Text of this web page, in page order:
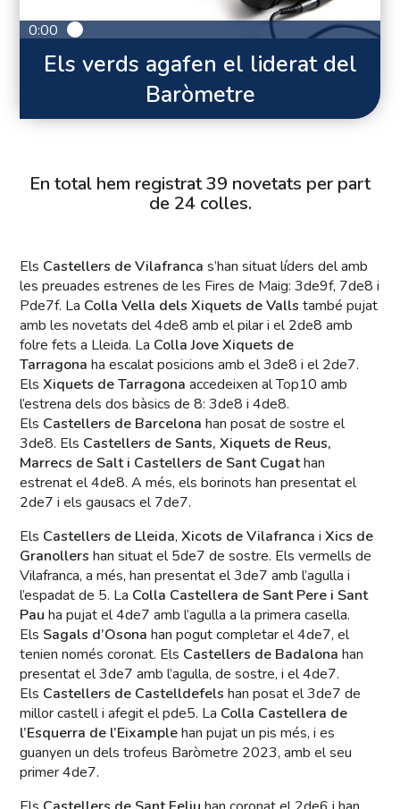
0:00
Els verds agafen el liderat del
Baròmetre
En total hem registrat 39 novetats per part
de 24 colles.
Els Castellers de Vilafranca s’han situat líders del amb
les preuades estrenes de les Fires de Maig: 3de9f, 7de8 i
Pde7f. La Colla Vella dels Xiquets de Valls també pujat
amb les novetats del 4de8 amb el pilar i el 2de8 amb
folre fets a Lleida. La Colla Jove Xiquets de
Tarragona ha escalat posicions amb el 3de8 i el 2de7.
ElsXiquets de Tarragona accedeixen al Top10 amb
l’estrena dels dos bàsics de 8: 3de8 i 4de8.
Els Castellers de Barcelona han posat de sostre el
3de8. Els Castellers de Sants, Xiquets de Reus,
Marrecs de Salt i Castellers de Sant Cugathan
estrenat el 4de8. A més, els borinots han presentat el
2de7 i els gausacs el 7de7.
Els Castellers de Lleida,Xicots de Vilafranca iXics de
Granollers han situat el 5de7 de sostre. Els vermells de
Vilafranca, a més, han presentat el 3de7 amb l’agulla i
l’espadat de 5. La Colla Castellera de Sant Pere i Sant
Pau ha pujat el 4de7 amb l’agulla a la primera casella.
Els Sagals d’Osonahan pogut completar el 4de7, el
tenien només coronat. Els Castellers de Badalona han
presentat el 3de7 amb l’agulla, de sostre, i el 4de7.
Els Castellers de Castelldefels han posat el 3de7 de
millor castell i afegit el pde5. La Colla Castellera de
l’Esquerra de l’Eixamplehan pujat un pis més, i es
guanyen un dels trofeus Baròmetre 2023, amb el seu
primer 4de7.